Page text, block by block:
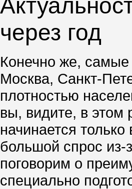
через год
Конечно же, самые
Москва, Санкт-
плотностью
вы, видите, в этом
начинается
большой спрос из-
поговорим о
специально